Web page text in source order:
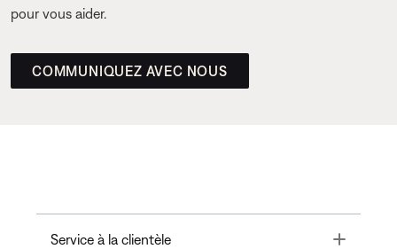
pour vous aider.
COMMUNIQUEZ AVEC NOUS
Service à la clientèle Toggle